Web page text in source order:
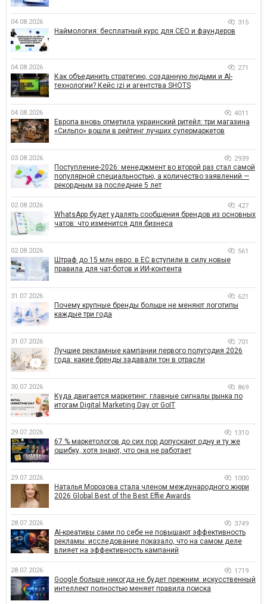
04.08.2026 315
Наймология: бесплатный курс для CEO и фаундеров
04.08.2026 271
Как объединить стратегию, созданную людьми и AI-
технологии? Кейс izi и агентства SHOTS
04.08.2026 4011
Европа вновь отметила украинский ритейл: три магазина
«Сильпо» вошли в рейтинг лучших супермаркетов
03.08.2026 2939
Поступление-2026: менеджмент во второй раз стал самой
популярной специальностью, а количество заявлений —
рекордным за последние 5 лет
02.08.2026 427
WhatsApp будет удалять сообщения брендов из основных
чатов: что изменится для бизнеса
02.08.2026 561
Штраф до 15 млн евро: в ЕС вступили в силу новые
правила для чат-ботов и ИИ-контента
31.07.2026 621
Почему крупные бренды больше не меняют логотипы
каждые три года
31.07.2026 701
Лучшие рекламные кампании первого полугодия 2026
года: какие бренды задавали тон в отрасли
30.07.2026 869
Куда двигается маркетинг: главные сигналы рынка по
итогам Digital Marketing Day от GoIT
29.07.2026 1310
67 % маркетологов до сих пор допускают одну и ту же
ошибку, хотя знают, что она не работает
29.07.2026 1000
Наталья Морозова стала членом международного жюри
2026 Global Best of the Best Effie Awards
28.07.2026 3749
AI-креативы сами по себе не повышают эффективность
рекламы: исследование показало, что на самом деле
влияет на эффективность кампаний
28.07.2026 1719
Google больше никогда не будет прежним: искусственный
интеллект полностью меняет правила поиска